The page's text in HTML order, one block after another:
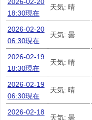
18:30現在
天気: 晴
2026-02-20
06:30現在
天気: 曇
2026-02-19
18:30現在
天気: 晴
2026-02-19
06:30現在
天気: 晴
2026-02-18
天気: 曇